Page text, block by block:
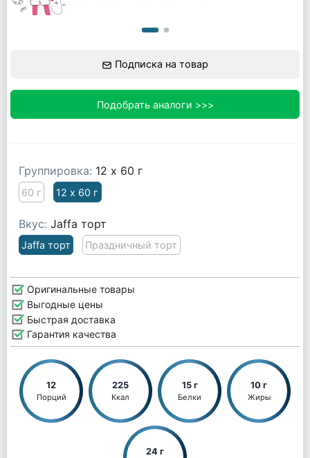
Подписка на товар
Подобрать аналоги >>>
Группировка: 12 х 60 г
60 г 12 х 60 г
Вкус: Jaffa торт
Jaffa торт Праздничный торт
Оригинальные товары
Выгодные цены
Быстрая доставка
Гарантия качества
12
Порций
225
Ккал
15 г
Белки
10 г
Жиры
24 г